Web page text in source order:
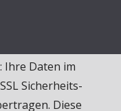
Ihre Daten im
Sicherheits-
Diese